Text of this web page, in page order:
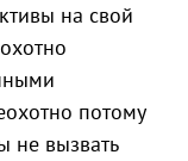
на свой
потому
не вызвать